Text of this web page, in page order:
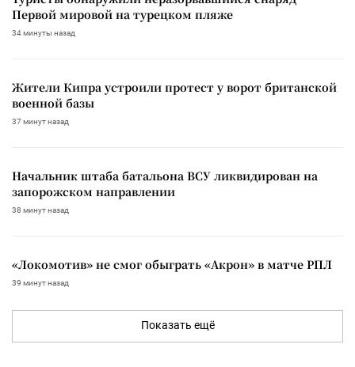
Первой мировой на турецком пляже
34 минуты назад
Жители Кипра устроили протест у ворот британской
военной базы
37 минут назад
Начальник штаба батальона ВСУ ликвидирован на
запорожском направлении
38 минут назад
«Локомотив» не смог обыграть «Акрон» в матче РПЛ
39 минут назад
Показать ещё